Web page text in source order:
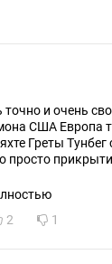
точно и очень
США Европа
Греты
просто
2 1